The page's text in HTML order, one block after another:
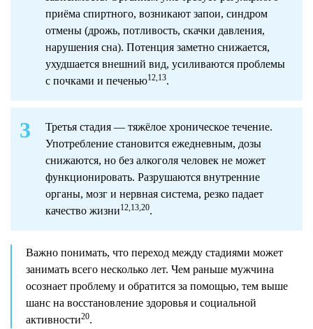
приёма спиртного, возникают запои, синдром
отмены (дрожь, потливость, скачки давления,
нарушения сна). Потенция заметно снижается,
ухудшается внешний вид, усиливаются проблемы
с почками и печенью12,13.
Третья стадия — тяжёлое хроническое течение.
Употребление становится ежедневным, дозы
снижаются, но без алкоголя человек не может
функционировать. Разрушаются внутренние
органы, мозг и нервная система, резко падает
качество жизни12,13,20.
Важно понимать, что переход между стадиями может
занимать всего несколько лет. Чем раньше мужчина
осознает проблему и обратится за помощью, тем выше
шанс на восстановление здоровья и социальной
активности20.